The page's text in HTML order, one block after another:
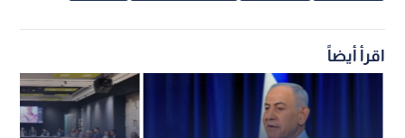
اقرأ أيضاً